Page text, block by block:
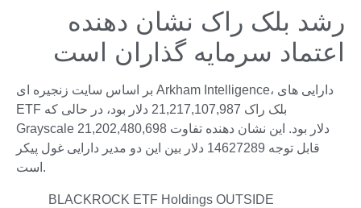
رشد بلک راک نشان دهنده
اعتماد سرمایه گذاران است
بر اساس سایت زنجیره ای Arkham Intelligence، دارایی های
ETF بلک راک 21,217,107,987 دلار بود، در حالی که
Grayscale 21,202,480,698 دلار بود. این نشان دهنده تفاوت
قابل توجه 14627289 دلار بین این دو مدیر دارایی غول پیکر
است.
BLACKROCK ETF Holdings OUTSIDE